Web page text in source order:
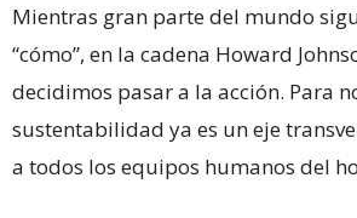
Mientras gran parte del mundo
“cómo”, en la cadena Howard
decidimos pasar a la acción. Para
sustentabilidad ya es un eje
a todos los equipos humanos del